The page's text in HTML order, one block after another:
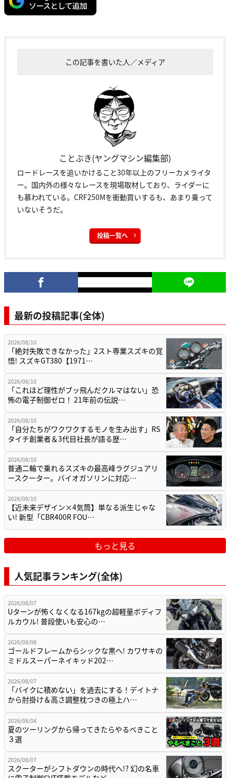
この記事を書いた人／メディア
ことぶき(ヤングマシン編集部)
ロードレースを追いかけること30年以上のフリーカメライタ
ー。国内外の様々なレースを現場取材しており、ライダーに
も慕われている。CRF250Mを衝動買いするも、あまり乗って
いないそうだ。
投稿一覧へ
最新の投稿記事(全体)
2026/08/10
「絶対失敗できなかった」2スト専業スズキの覚
悟! スズキGT380【1971…
2026/08/10
「これほど理性がブッ飛んだクルマはない」恐
怖の電子制御ゼロ！ 21年前の伝説…
2026/08/10
「自分たちがワクワクするモノを生み出す」RS
タイチ創業者＆3代目社長が語る歴…
2026/08/10
普通二輪で乗れるスズキの最高峰ラグジュアリ
ースクーター。バイオガソリンに対応…
2026/08/10
【近未来デザイン×4気筒】単なる派生じゃな
い! 新型「CBR400R FOU…
もっと見る
人気記事ランキング(全体)
2026/08/07
Uターンが怖くなくなる167kgの超軽量ボディフ
ルカウル! 普段使いも安心の…
2026/08/08
ゴールドフレームからシックな黒へ! カワサキの
ミドルスーパーネイキッド202…
2026/08/07
「バイクに積めない」を過去にする！デイトナ
から肘掛け＆高さ調整枕つきの極上ハ…
2026/08/04
夏のツーリングから帰ってきたらやるべきこと
３選
2026/08/07
スクーターがシフトダウンの時代へ!? 幻の名車